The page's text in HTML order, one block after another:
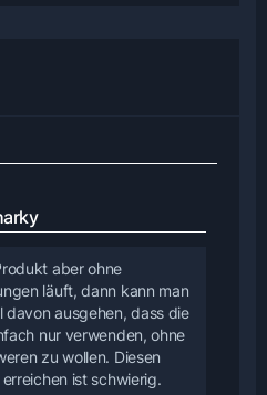
aber ohne
läuft, dann kann man
davon ausgehen, dass die
nur verwenden, ohne
zu wollen. Diesen
ist schwierig.